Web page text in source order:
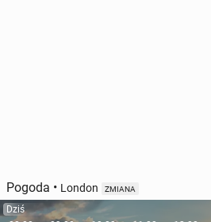
Pogoda • London ZMIANA
Dziś